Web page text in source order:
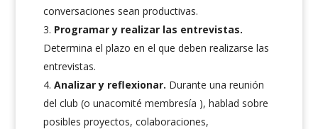
conversaciones sean productivas.
Programar y realizar las entrevistas.
Determina el plazo en el que deben realizarse las
entrevistas.
Analizar y reflexionar. Durante una reunión
del club (o unacomité membresía ), hablad sobre
posibles proyectos, colaboraciones,